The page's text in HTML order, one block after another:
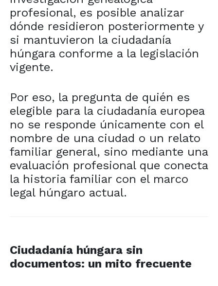
profesional, es posible analizar
dónde residieron posteriormente y
si mantuvieron la ciudadanía
húngara conforme a la legislación
vigente.
Por eso, la pregunta de quién es
elegible para la ciudadanía europea
no se responde únicamente con el
nombre de una ciudad o un relato
familiar general, sino mediante una
evaluación profesional que conecta
la historia familiar con el marco
legal húngaro actual.
Ciudadanía húngara sin
documentos: un mito frecuente